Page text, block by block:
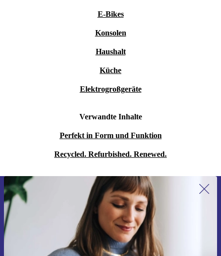
E-Bikes
Konsolen
Haushalt
Küche
Elektrogroßgeräte
Verwandte Inhalte
Perfekt in Form und Funktion
Recycled. Refurbished. Renewed.
Erstmals zum Newsletter anmelden,
15 € sparen!
Verpasse kein Angebot mehr.